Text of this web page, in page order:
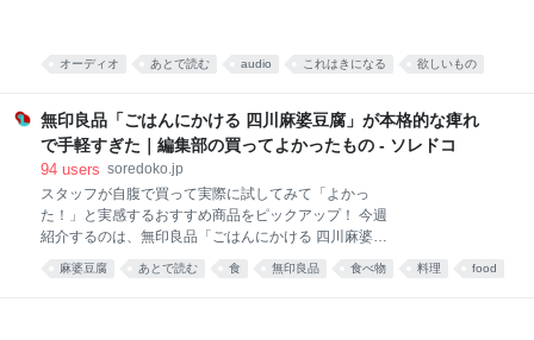
キャラの描かれた、真っ赤な小袋をくれました。 なん
していなか
オーディオ あとで読む audio これはきになる 欲しいもの
無印良品「ごはんにかける 四川麻婆豆腐」が本格的な痺れ
で手軽すぎた｜編集部の買ってよかったもの - ソレドコ
94 users soredoko.jp
スタッフが自腹で買って実際に試してみて「よかっ
た！」と実感するおすすめ商品をピックアップ！ 今週
紹介するのは、無印良品「ごはんにかける 四川麻婆豆
本格四川の味が楽しめます。暑くて料理が億劫な日
麻婆豆腐 あとで読む 食 無印良品 食べ物 料理 food